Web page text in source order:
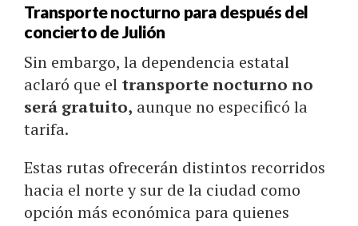
Transporte nocturno para después del
concierto de Julión
Sin embargo, la dependencia estatal
aclaró que el transporte nocturno no
será gratuito, aunque no especificó la
tarifa.
Estas rutas ofrecerán distintos recorridos
hacia el norte y sur de la ciudad como
opción más económica para quienes